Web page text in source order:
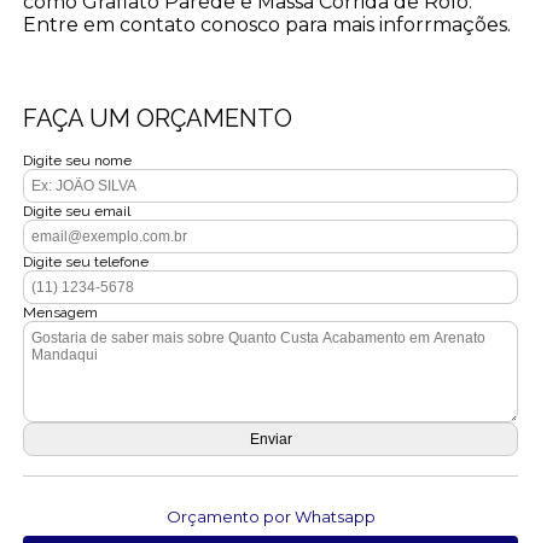
Entre em contato conosco para mais inforrmações.
FAÇA UM ORÇAMENTO
Digite seu nome
Digite seu email
Digite seu telefone
Mensagem
Orçamento por Whatsapp